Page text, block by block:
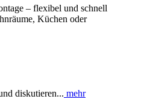
– flexibel und schnell
Küchen oder
diskutieren... mehr